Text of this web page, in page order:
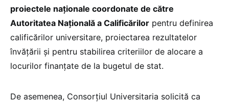
proiectele naționale coordonate de către
Autoritatea Națională a Calificărilor pentru definirea
calificărilor universitare, proiectarea rezultatelor
învățării și pentru stabilirea criteriilor de alocare a
locurilor finanțate de la bugetul de stat.
De asemenea, Consorțiul Universitaria solicită ca